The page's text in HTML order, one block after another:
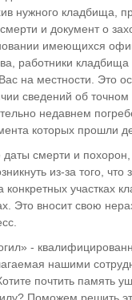
нужного кладбища,
и документ о
имеющихся
работники кладбища
на местности. Это
сведений об
недавнем
которых прошли
смерти и похорон,
из-за того, что
конкретных участках
Это вносит свою
-
нашими
почтить память